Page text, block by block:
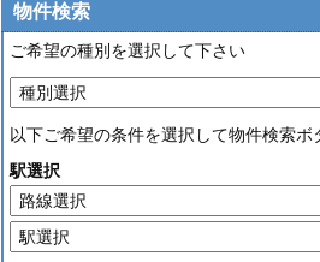
物件検索
ご希望の種別を選択して下さい
以下ご希望の条件を選択して物件検索ボ
駅選択